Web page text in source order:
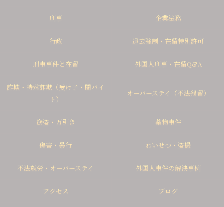
刑事 企業法務
行政 退去強制・在留特別許可
刑事事件と在留 外国人刑事・在留Q&A
詐欺・特殊詐欺（受け子・闇バイ
ト）
オーバーステイ（不法残留）
窃盗・万引き 薬物事件
傷害・暴行 わいせつ・盗撮
不法就労・オーバーステイ 外国人事件の解決事例
アクセス ブログ